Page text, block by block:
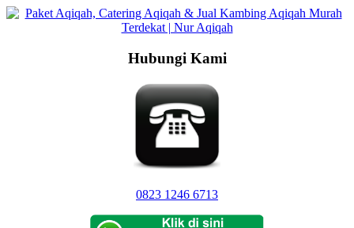
Langsung
Hubungi Kami
0823 1246 6713